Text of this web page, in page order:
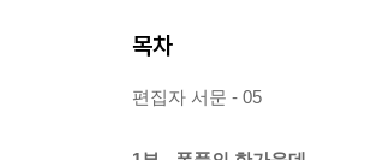
목차
편집자 서문 - 05